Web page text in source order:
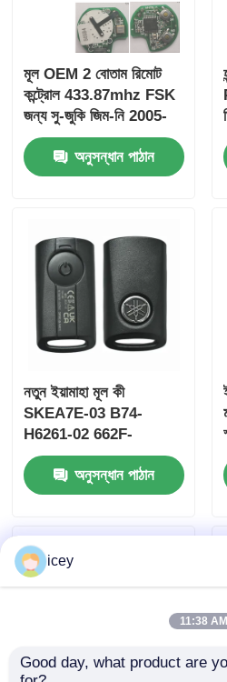
বাড়ি
ভিডিও
মূল OEM 2 বোতাম রিমোট
কন্ট্রোল 433.87mhz FSK
জন্য সু-জুকি জিম-নি 2005-
2017 ছাড়া চিপ 37182-A7
শুধুমাত্র নিয়ন্ত্রণ জন্য পাইকারি
MOQ 50pcs
অনুসন্ধান পাঠান
নতুন ইয়ামাহা মূল কী
SKEA7E-03 B74-
H6261-02 662F-
SKEA7D03
অনুসন্ধান পাঠান
icey
11:38 AM
Good day, what product are